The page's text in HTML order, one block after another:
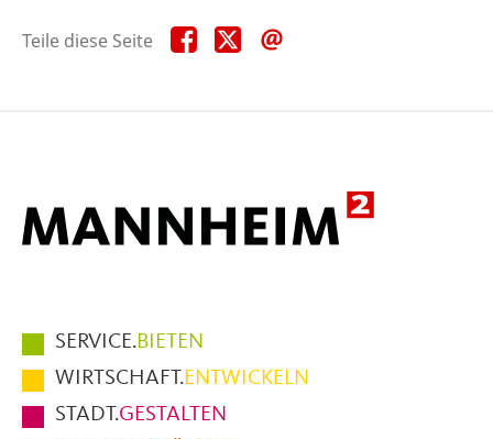
Teile diese Seite Teile
diese
Teile
diese
Hauptmenüpunkte
im
Fußbereich
der
SERVICE.BIETEN
WIRTSCHAFT.ENTWICKELN
STADT.GESTALTEN